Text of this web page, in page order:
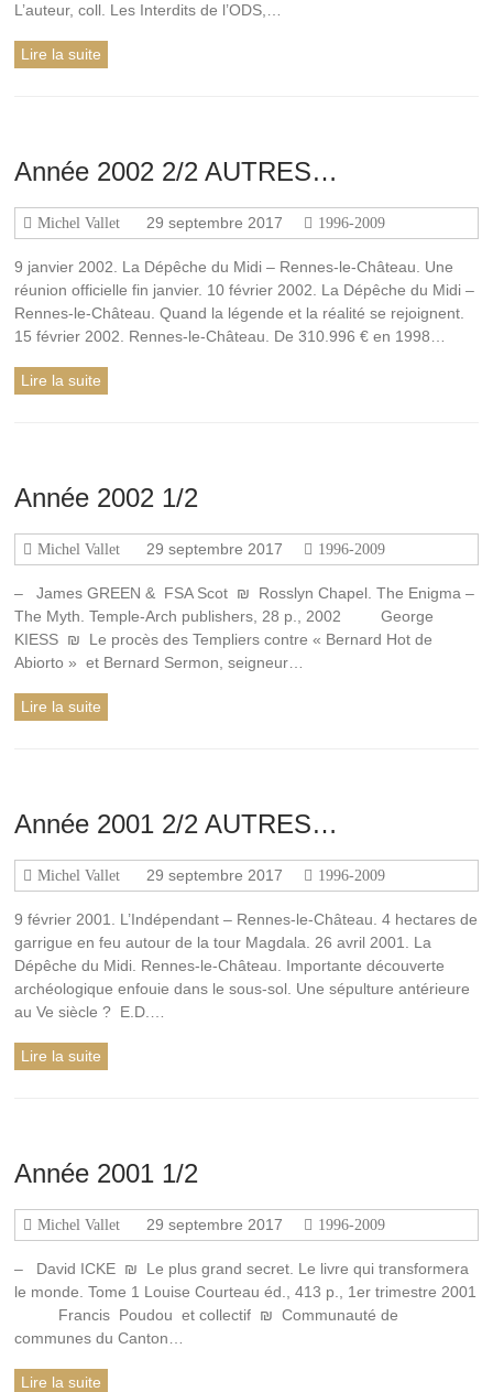
L’auteur, coll. Les Interdits de l’ODS,…
Lire la suite
Année 2002 2/2 AUTRES…
Michel Vallet 29 septembre 2017 1996-2009
9 janvier 2002. La Dépêche du Midi – Rennes-le-Château. Une
réunion officielle fin janvier. 10 février 2002. La Dépêche du Midi –
Rennes-le-Château. Quand la légende et la réalité se rejoignent.
15 février 2002. Rennes-le-Château. De 310.996 € en 1998…
Lire la suite
Année 2002 1/2
Michel Vallet 29 septembre 2017 1996-2009
– James GREEN & FSA Scot ₪ Rosslyn Chapel. The Enigma –
The Myth. Temple-Arch publishers, 28 p., 2002 George
KIESS ₪ Le procès des Templiers contre « Bernard Hot de
Abiorto » et Bernard Sermon, seigneur…
Lire la suite
Année 2001 2/2 AUTRES…
Michel Vallet 29 septembre 2017 1996-2009
9 février 2001. L’Indépendant – Rennes-le-Château. 4 hectares de
garrigue en feu autour de la tour Magdala. 26 avril 2001. La
Dépêche du Midi. Rennes-le-Château. Importante découverte
archéologique enfouie dans le sous-sol. Une sépulture antérieure
au Ve siècle ? E.D.…
Lire la suite
Année 2001 1/2
Michel Vallet 29 septembre 2017 1996-2009
– David ICKE ₪ Le plus grand secret. Le livre qui transformera
le monde. Tome 1 Louise Courteau éd., 413 p., 1er trimestre 2001
Francis Poudou et collectif ₪ Communauté de
communes du Canton…
Lire la suite